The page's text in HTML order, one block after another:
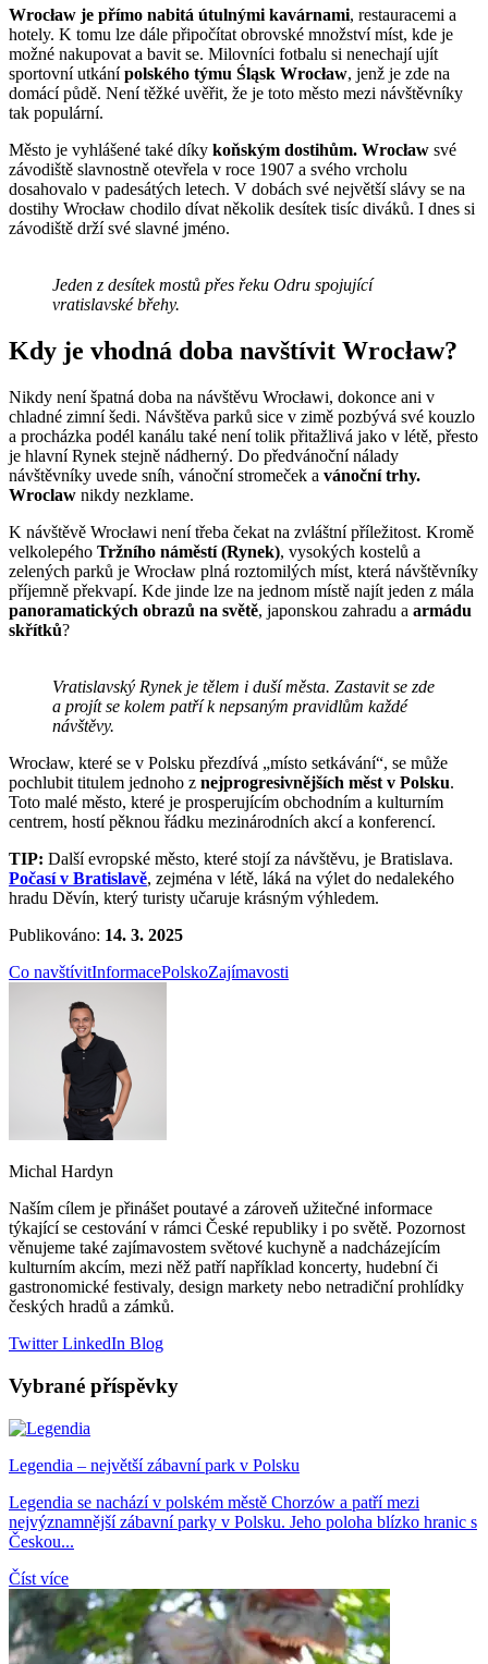
Wrocław je přímo nabitá útulnými kavárnami, restauracemi a
hotely. K tomu lze dále připočítat obrovské množství míst, kde je
možné nakupovat a bavit se. Milovníci fotbalu si nenechají ujít
sportovní utkánípolského týmu Śląsk Wrocław, jenž je zde na
domácí půdě. Není těžké uvěřit, že je toto město mezi návštěvníky
tak populární.
Město je vyhlášené také díky koňským dostihům. Wrocław své
závodiště slavnostně otevřela v roce 1907 a svého vrcholu
dosahovalo v padesátých letech. V dobách své největší slávy se na
dostihy Wrocław chodilo dívat několik desítek tisíc diváků. I dnes si
závodiště drží své slavné jméno.
Jeden z desítek mostů přes řeku Odru spojující
vratislavské břehy.
Kdy je vhodná doba navštívit Wrocław?
Nikdy není špatná doba na návštěvu Wrocławi, dokonce ani v
chladné zimní šedi. Návštěva parků sice v zimě pozbývá své kouzlo
a procházka podél kanálu také není tolik přitažlivá jako v létě, přesto
je hlavní Rynek stejně nádherný. Do předvánoční nálady
návštěvníky uvede sníh, vánoční stromeček a vánoční trhy.
Wroclaw nikdy nezklame.
K návštěvě Wrocławi není třeba čekat na zvláštní příležitost. Kromě
velkolepého Tržního náměstí (Rynek), vysokých kostelů a
zelených parků je Wrocław plná roztomilých míst, která návštěvníky
příjemně překvapí. Kde jinde lze na jednom místě najít jeden z mála
panoramatických obrazů na světě, japonskou zahradu a armádu
skřítků?
Vratislavský Rynek je tělem i duší města. Zastavit se zde
a projít se kolem patří k nepsaným pravidlům každé
návštěvy.
Wrocław, které se v Polsku přezdívá „místo setkávání“, se může
pochlubit titulem jednoho z nejprogresivnějších měst v Polsku.
Toto malé město, které je prosperujícím obchodním a kulturním
centrem, hostí pěknou řádku mezinárodních akcí a konferencí.
TIP: Další evropské město, které stojí za návštěvu, je Bratislava.
Počasí v Bratislavě, zejména v létě, láká na výlet do nedalekého
hradu Děvín, který turisty učaruje krásným výhledem.
Publikováno: 14. 3. 2025
Co navštívitInformacePolskoZajímavosti
Michal Hardyn
Naším cílem je přinášet poutavé a zároveň užitečné informace
týkající se cestování v rámci České republiky i po světě. Pozornost
věnujeme také zajímavostem světové kuchyně a nadcházejícím
kulturním akcím, mezi něž patří například koncerty, hudební či
gastronomické festivaly, design markety nebo netradiční prohlídky
českých hradů a zámků.
TwitterLinkedIn Blog
Vybrané příspěvky
Legendia – největší zábavní park v Polsku
Legendia se nachází v polském městě Chorzów a patří mezi
nejvýznamnější zábavní parky v Polsku. Jeho poloha blízko hranic s
Českou...
Číst více